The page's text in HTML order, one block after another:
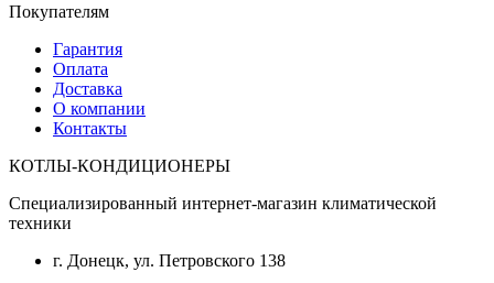
Покупателям
Гарантия
Оплата
Доставка
О компании
Контакты
КОТЛЫ-КОНДИЦИОНЕРЫ
Специализированный интернет-магазин климатической
техники
г. Донецк, ул. Петровского 138